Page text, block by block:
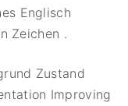
Englisch
Zeichen .
Zustand
Improving